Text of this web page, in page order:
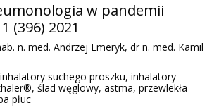
w pandemii
(396) 2021
n. med. Andrzej Emeryk, dr n. med. Kamil
inhalatory suchego proszku, inhalatory
ślad węglowy, astma, przewlekła
płuc